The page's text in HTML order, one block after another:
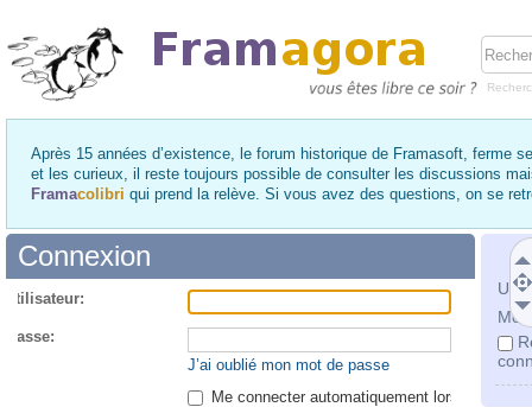
Après 15 années d’existence, le forum historique de Framasoft, ferme
et les curieux, il reste toujours possible de consulter les discussions
Framacolibri qui prend la relève. Si vous avez des questions, on se
Mot
Connexion
passe:
J’ai oublié mon mot de passe
Me connecter automatiquement lors de